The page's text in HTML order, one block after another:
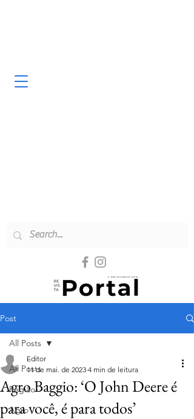
Post
All Posts
Região
Agro
All Posts
Agro Baggio: ‘O John Deere é
para você, é para todos’
Editor
11 de mai. de 2023 4 min de leitura